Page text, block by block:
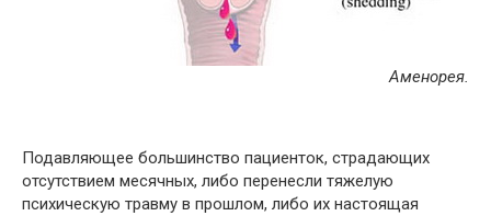
Аменорея.
Подавляющее большинство пациенток, страдающих
отсутствием месячных, либо перенесли тяжелую
психическую травму в прошлом, либо их настоящая